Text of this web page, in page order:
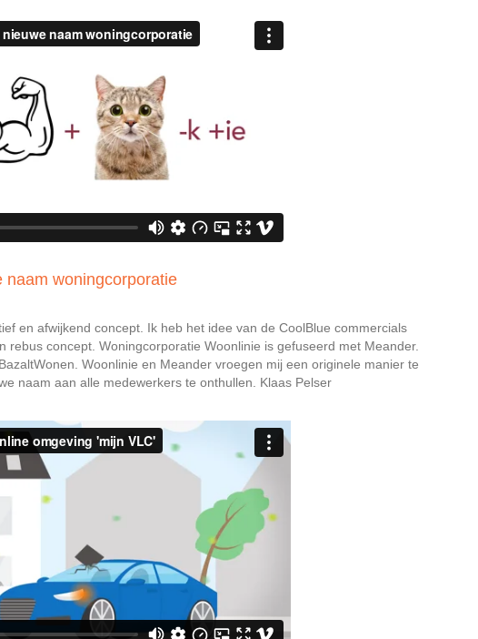
naam woningcorporatie
en afwijkend concept. Ik heb het idee van de CoolBlue commercials
rebus concept. Woningcorporatie Woonlinie is gefuseerd met Meander.
Woonlinie en Meander vroegen mij een originele manier te
naam aan alle medewerkers te onthullen. Klaas Pelser